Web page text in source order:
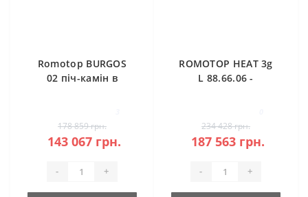
Romotop BURGOS
02 піч-камін в
178 859 грн.
143 067 грн.
- +
ROMOTOP HEAT 3g
L 88.66.06 -
камера)
234 428 грн.
187 563 грн.
- +